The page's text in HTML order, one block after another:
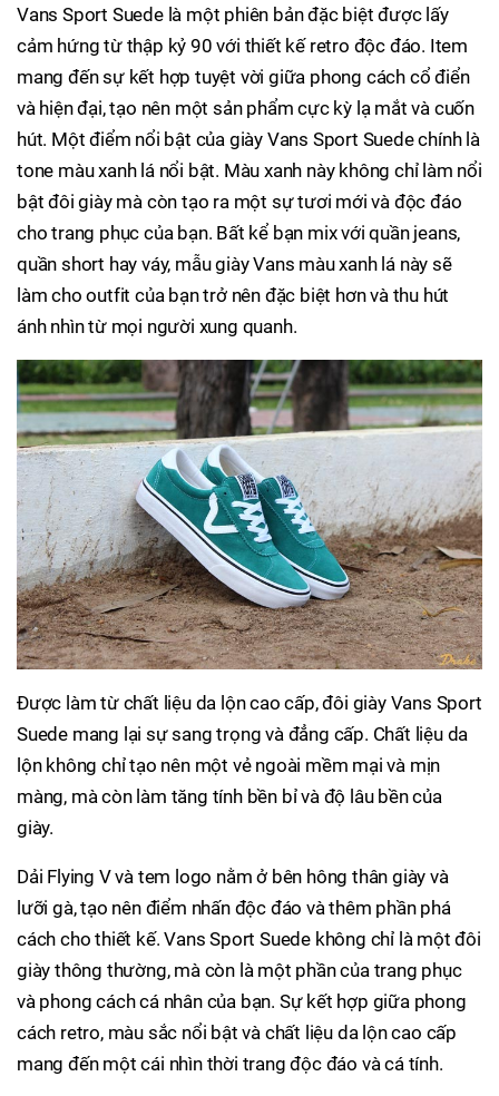
Vans Sport Suede là một phiên bản đặc biệt được lấy
cảm hứng từ thập kỷ 90 với thiết kế retro độc đáo. Item
mang đến sự kết hợp tuyệt vời giữa phong cách cổ điển
và hiện đại, tạo nên một sản phẩm cực kỳ lạ mắt và cuốn
hút. Một điểm nổi bật của giày Vans Sport Suede chính là
tone màu xanh lá nổi bật. Màu xanh này không chỉ làm nổi
bật đôi giày mà còn tạo ra một sự tươi mới và độc đáo
cho trang phục của bạn. Bất kể bạn mix với quần jeans,
quần short hay váy, mẫu giày Vans màu xanh lá này sẽ
làm cho outfit của bạn trở nên đặc biệt hơn và thu hút
ánh nhìn từ mọi người xung quanh.
Được làm từ chất liệu da lộn cao cấp, đôi giày Vans Sport
Suede mang lại sự sang trọng và đẳng cấp. Chất liệu da
lộn không chỉ tạo nên một vẻ ngoài mềm mại và mịn
màng, mà còn làm tăng tính bền bỉ và độ lâu bền của
giày.
Dải Flying V và tem logo nằm ở bên hông thân giày và
lưỡi gà, tạo nên điểm nhấn độc đáo và thêm phần phá
cách cho thiết kế. Vans Sport Suede không chỉ là một đôi
giày thông thường, mà còn là một phần của trang phục
và phong cách cá nhân của bạn. Sự kết hợp giữa phong
cách retro, màu sắc nổi bật và chất liệu da lộn cao cấp
mang đến một cái nhìn thời trang độc đáo và cá tính.